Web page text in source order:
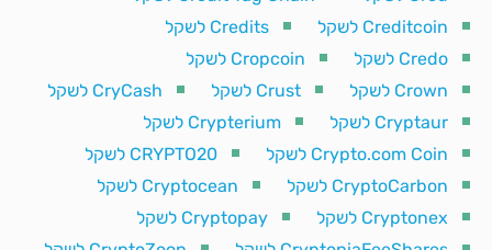
Creditcoin לשקל
Credits לשקל
Credo לשקל
Cropcoin לשקל
Crown לשקל
Crust לשקל
CryCash לשקל
Cryptaur לשקל
Crypterium לשקל
Crypto.com Coin לשקל
CRYPTO20 לשקל
CryptoCarbon לשקל
Cryptocean לשקל
Cryptonex לשקל
Cryptopay לשקל